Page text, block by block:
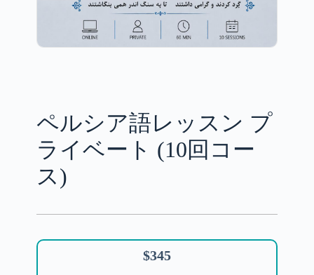
ペルシア語レッスン プ
ライベート (10回コー
ス)
$345